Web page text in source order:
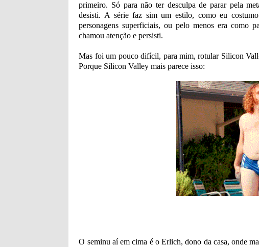
primeiro. Só para não ter desculpa de parar pela
desisti. A série faz sim um estilo, como eu
personagens superficiais, ou pelo menos era como
chamou atenção e persisti.
Mas foi um pouco difícil, para mim, rotular Silicon
Porque Silicon Valley mais parece isso:
O seminu aí em cima é o Erlich, dono da casa, onde